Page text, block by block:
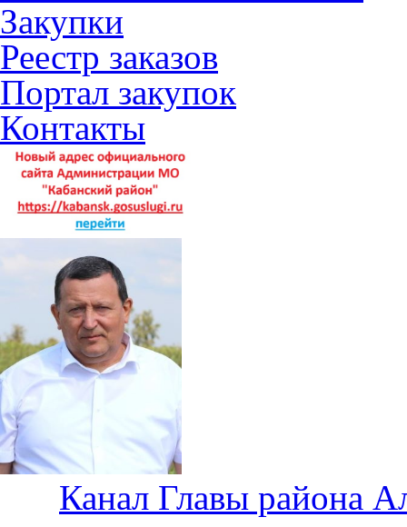
Закупки
Реестр заказов
Портал закупок
Контакты
Канал Главы района